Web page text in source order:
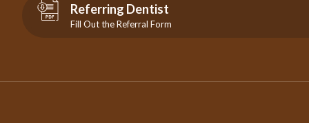
Referring Dentist
Fill Out the Referral Form